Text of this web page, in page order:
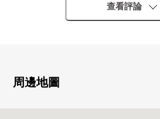
○ 能利用京王線、小田急線的2線路
○ 客滿的生產(2026年8月當時)中的
查看評論
周邊地圖